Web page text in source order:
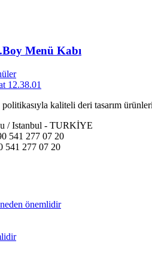
Menü Kabı
kaliteli deri tasarım
/ Istanbul - TURKİYE
541 277 07 20
541 277 07 20
önemlidir